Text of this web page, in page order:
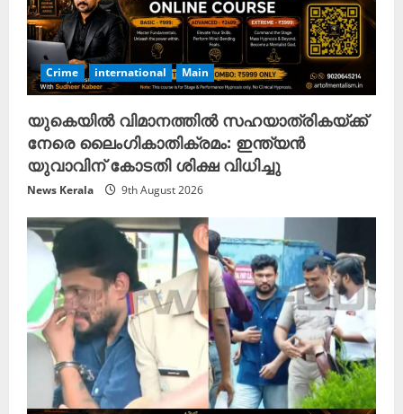
Crime international Main
യുകെയിൽ വിമാനത്തിൽ സഹയാത്രികയ്ക്ക്
നേരെ ലൈംഗികാതിക്രമം: ഇന്ത്യൻ
യുവാവിന് കോടതി ശിക്ഷ വിധിച്ചു
News Kerala 9th August 2026